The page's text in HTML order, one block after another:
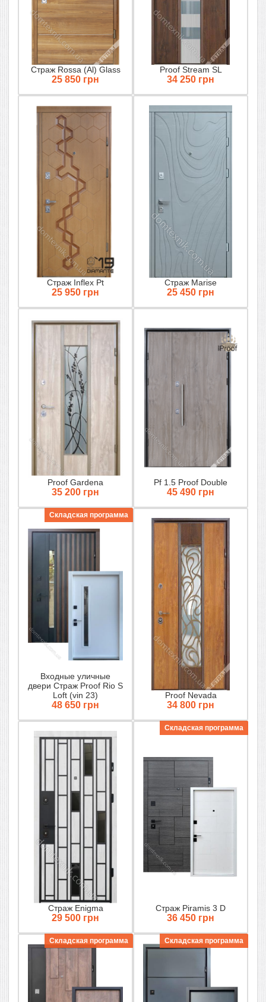
Страж Rossa (Al) Glass
25 850 грн
Proof Stream SL
34 250 грн
Страж Inflex Pt
25 950 грн
Страж Marise
25 450 грн
Proof Gardena
35 200 грн
Pf 1.5 Proof Double
45 490 грн
Входные уличные
двери Страж Proof Rio S
Loft (vin 23)
48 650 грн
Складская программа
Proof Nevada
34 800 грн
Страж Enigma
29 500 грн
Страж Piramis 3 D
36 450 грн
Складская программа
Складская программа Складская программа